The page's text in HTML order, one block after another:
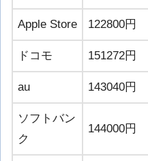
Apple Store 122800円
ドコモ 151272円
au 143040円
ソフトバン
ク
144000円